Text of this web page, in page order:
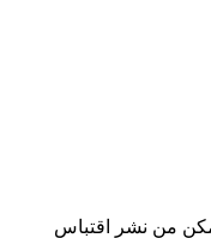
من نشر اقتباس